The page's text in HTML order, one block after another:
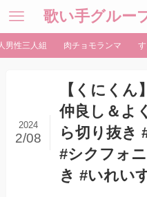
歌い手グルー
男性三人組 肉チョモランマ
【くにくん
仲良し＆よ
ら切り抜き
#シクフォ
き #いれい
2024
2/08